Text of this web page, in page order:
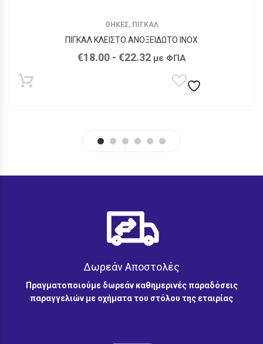
ΘΗΚΕΣ, ΠΙΓΚΑΛ
ΠΙΓΚΑΛ ΚΛΕΙΣΤΟ ΑΝΟΞΕΙΔΩΤΟ ΙΝΟΧ
€18.00 - €22.32 με ΦΠΑ
Δωρεάν Αποστολές
Πραγματοποιούμε δωρεάν καθημερινές παραδόσεις
παραγγελιών με οχήματα του στόλου της εταιρίας